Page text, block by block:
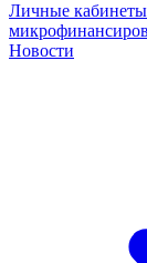
Личные
Новости